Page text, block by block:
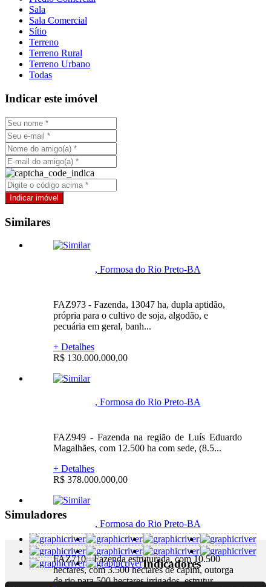
Sala
Sala Comercial
Sítio
Terreno
Terreno Rural
Terreno Urbano
Todas
Indicar este imóvel
Similares
, Formosa do Rio Preto-BA
FAZ973 - Fazenda, 13047 ha, dupla aptidão,
própria para o cultivo de soja, algodão, e
pecuária em geral, banh...
+ Detalhes
R$ 130.000.000,00
, Formosa do Rio Preto-BA
FAZ949 - Fazenda na região de Luís Eduardo
Magalhães, com 12.500 ha com sede, (8.5...
+ Detalhes
R$ 378.000.000,00
, Formosa do Rio Preto-BA
FAZ710 - Fazenda estruturada, com 10.500
hectares, com 3.500 hectares de capim, outorga
de rio para 500 hectares irrigados, estrutur...
Simuladores
Indicadores